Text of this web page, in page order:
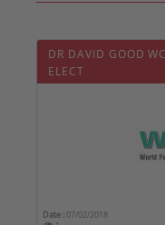
DR DAVID GOOD
ELECT
Date :07/02/2018